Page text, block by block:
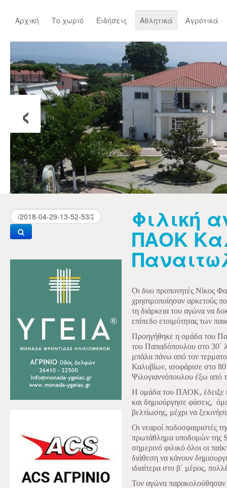
Αρχική Το χωριό Ειδήσεις Αθλητικά Αγροτικά
‹
Φιλική
ΠΑΟΚ
Οι δυο προπονητές Νίκος
χρησιμοποίησαν αρκετούς
τη διάρκεια του αγώνα να
επίπεδο ετοιμότητας των
Προηγήθηκε η ομάδα του
του Παπαδόπουλου στο 30΄
μπάλα πάνω από τον
Καλυβίων, ισοφάρισε στο
Ψιλογιαννόπουλου έξω από
Η ομάδα του ΠΑΟΚ, έδειξε
και δημιούργησε φάσεις,
βελτίωσης, μέχρι να
Οι νεαροί ποδοσφαιριστές
πρωτάθλημα υποδομών της
σημερινό φιλικό όλοι οι
διάθεση να κάνουν
ιδιαίτερα στο β΄ μέρος,
Τον αγώνα